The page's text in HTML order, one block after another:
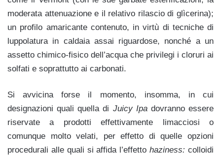
moderata attenuazione e il relativo rilascio di glìcerina);
un profilo amaricante contenuto, in virtù di tecniche di
luppolatura in caldaia assai riguardose, nonché a un
assetto chimico-fisico dell’acqua che privilegi i cloruri ai
solfati e soprattutto ai carbonati.
Si avvicina forse il momento, insomma, in cui
designazioni quali quella di Juicy Ipadovranno essere
riservate a prodotti effettivamente limacciosi o
comunque molto velati, per effetto di quelle opzioni
procedurali alle quali si affida l’effettohaziness:colloidi